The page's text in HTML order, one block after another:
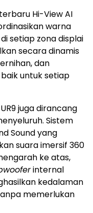
Hi-View AI
warna
setiap zona displai
secara dinamis
dan
untuk setiap
juga dirancang
Sistem
Sound yang
suara imersif 360
ke atas,
internal
kedalaman
memerlukan